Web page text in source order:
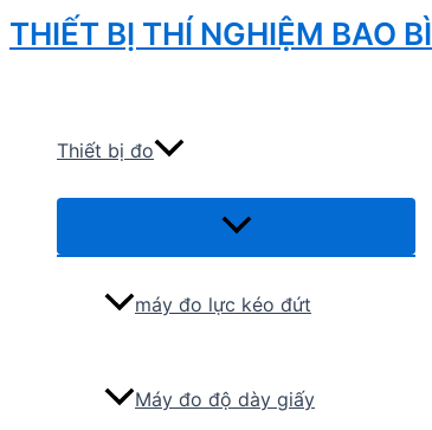
Skip
to
THIẾT BỊ THÍ NGHIỆM BAO BÌ
Thiết bị đo
Menu
máy đo lực kéo đứt
Máy đo độ dày giấy